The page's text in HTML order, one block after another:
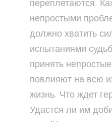
переплетаются.
непростыми
должно хватить
испытаниями
принять
повлияют на всю
жизнь. Что ждет
Удастся ли им